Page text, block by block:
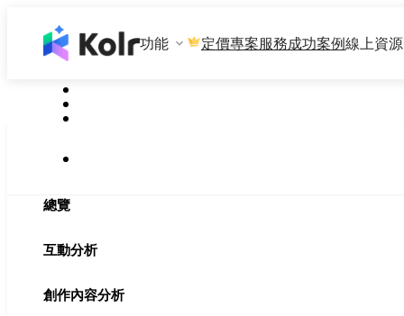
功能 定價專案服務成功案例線上資源
總覽
互動分析
創作內容分析